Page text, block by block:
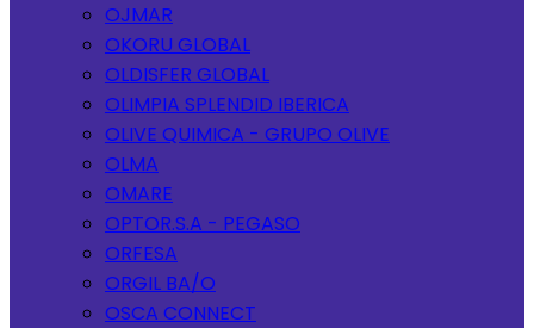
OJMAR
OKORU GLOBAL
OLDISFER GLOBAL
OLIMPIA SPLENDID IBERICA
OLIVE QUIMICA - GRUPO OLIVE
OLMA
OMARE
OPTOR.S.A - PEGASO
ORFESA
ORGIL BA/O
OSCA CONNECT